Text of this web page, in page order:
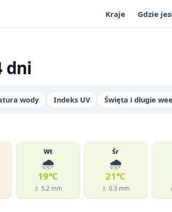
Kraje Gdzie
dni
wody Indeks UV Święta i długie
Wt
🌧️
19℃
💧 5.2 mm
Śr
🌧️
21℃
💧 0.3 mm